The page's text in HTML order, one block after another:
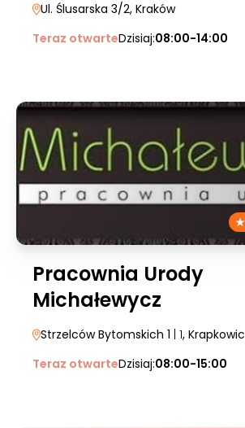
Ul. Ślusarska 3/2, Kraków
Teraz otwarteDzisiaj:08:00-14:00
Pracownia Urody
Michałewycz
Strzelców Bytomskich 1 | 1,
Teraz otwarteDzisiaj:08:00-15:00